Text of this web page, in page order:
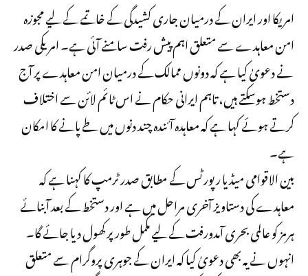
امریکا اور ایران کے درمیان جاری کشیدگی کے خاتمے کے لیے مجوزہ
امن معاہدے سے متعلق اہم پیش رفت سامنے آئی ہے۔ امریکی صدر
نے دعویٰ کیا ہے کہ دونوں ممالک کے درمیان امن معاہدے پر آج
دستخط ہوسکتے ہیں، تاہم ایرانی حکام نے اس ٹائم لائن سے اختلاف
کرتے ہوئے کہا ہے کہ معاہدہ آئندہ چند دنوں میں طے پانے کا امکان
ہے۔
بین الاقوامی میڈیا رپورٹس کے مطابق صدر ٹرمپ کا کہنا ہے کہ
معاہدے کی دستاویز آخری مراحل میں ہے اور دستخط کے بعد آبنائے
ہرمز کو عالمی بحری آمدورفت کے لیے مکمل طور پر کھول دیا جائے گا۔
انہوں نے یہ بھی دعویٰ کیا کہ ایران کے جوہری پروگرام سے متعلق